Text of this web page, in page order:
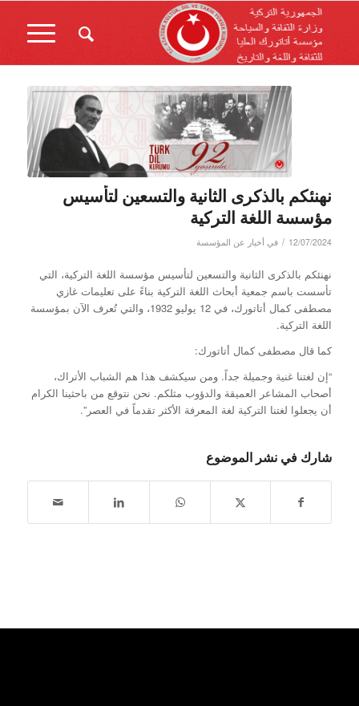
نهنئكم بالذكرى الثانية والتسعين لتأسيس
مؤسسة اللغة التركية
12/07/2024
/ في أخبار عن المؤسسة
نهنئكم بالذكرى الثانية والتسعين لتأسيس مؤسسة اللغة التركية، التي
تأسست باسم جمعية أبحاث اللغة التركية بناءً على تعليمات غازي
مصطفى كمال أتاتورك، في 12 يوليو 1932، والتي تُعرف الآن بمؤسسة
اللغة التركية.
كما قال مصطفى كمال أتاتورك:
“إن لغتنا غنية وجميلة جداً. ومن سيكشف هذا هم الشباب الأتراك،
أصحاب المشاعر العميقة والدؤوب مثلكم. نحن نتوقع من باحثينا الكرام
أن يجعلوا لغتنا التركية لغة المعرفة الأكثر تقدماً في العصر”.
شارك في نشر الموضوع